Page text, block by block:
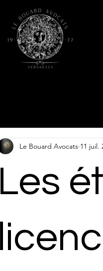
Les
Le Bouard Avocats 11 juil.